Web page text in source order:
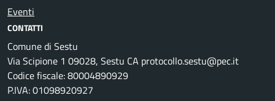
Eventi
CONTATTI
Comune di Sestu
Via Scipione 1 09028, Sestu CA protocollo.sestu@pec.it
Codice fiscale: 80004890929
P.IVA: 01098920927